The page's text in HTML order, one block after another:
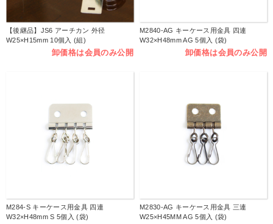
【後継品】JS6 アーチカン 外径
W25×H15mm 10個入 (組)
卸価格は会員のみ公開
M2840-AG キーケース用金具 四連
W32×H48mm AG 5個入 (袋)
卸価格は会員のみ公開
M284-S キーケース用金具 四連
W32×H48mm S 5個入 (袋)
M2830-AG キーケース用金具 三連
W25×H45MM AG 5個入 (袋)